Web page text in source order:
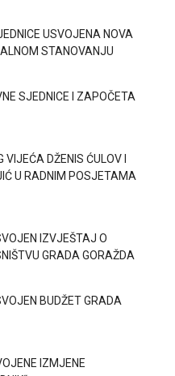
USVOJENA NOVA
STANOVANJU
SJEDNICE I ZAPOČETA
DŽENIS ĆULOV I
U RADNIM POSJETAMA
IZVJEŠTAJ O
GRADA GORAŽDA
BUDŽET GRADA
IZMJENE